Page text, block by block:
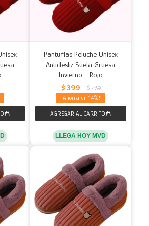
Pantuflas Peluche Unisex
Antidesliz Suela Gruesa
Invierno - Rojo
$ 399 $ 469
14
LLEGA HOY MVD